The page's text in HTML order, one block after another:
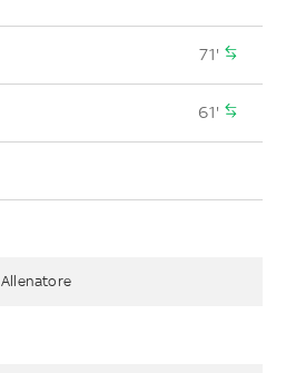
71'
61'
Allenatore